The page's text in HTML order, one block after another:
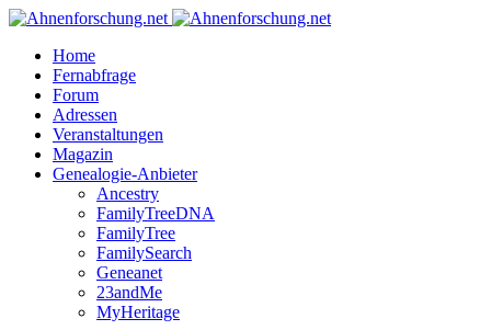
Home
Fernabfrage
Forum
Adressen
Veranstaltungen
Magazin
Genealogie-Anbieter
Ancestry
FamilyTreeDNA
FamilyTree
FamilySearch
Geneanet
23andMe
MyHeritage